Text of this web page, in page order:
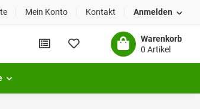
Mein Konto Kontakt Anmelden
Warenkorb
0 Artikel